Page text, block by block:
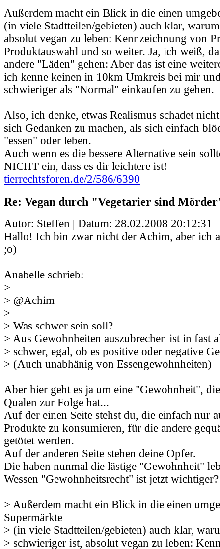
Außerdem macht ein Blick in die einen
(in viele Stadtteilen/gebieten) auch klar,
absolut vegan zu leben: Kennzeichnung von
Produktauswahl und so weiter. Ja, ich weiß,
andere "Läden" gehen: Aber das ist eine
ich kenne keinen in 10km Umkreis bei mir
schwieriger als "Normal" einkaufen zu gehen.
Also, ich denke, etwas Realismus schadet
sich Gedanken zu machen, als sich einfach
"essen" oder leben.
Auch wenn es die bessere Alternative sein
NICHT ein, dass es dir leichtere ist!
tierrechtsforen.de/2/586/6390
Re: Vegan durch "Vegetarier sind
Autor: Steffen | Datum: 28.02.2008 20:12:31
Hallo! Ich bin zwar nicht der Achim, aber ich
;o)
Anabelle schrieb:
>
> @Achim
>
> Was schwer sein soll?
> Aus Gewohnheiten auszubrechen ist in fast
> schwer, egal, ob es positive oder negative
> (Auch unabhänig von Essengewohnheiten)
Aber hier geht es ja um eine "Gewohnheit",
Qualen zur Folge hat...
Auf der einen Seite stehst du, die einfach nur
Produkte zu konsumieren, für die andere
getötet werden.
Auf der anderen Seite stehen deine Opfer.
Die haben nunmal die lästige "Gewohnheit"
Wessen "Gewohnheitsrecht" ist jetzt wichtiger?
> Außerdem macht ein Blick in die einen
Supermärkte
> (in viele Stadtteilen/gebieten) auch klar,
> schwieriger ist, absolut vegan zu leben: